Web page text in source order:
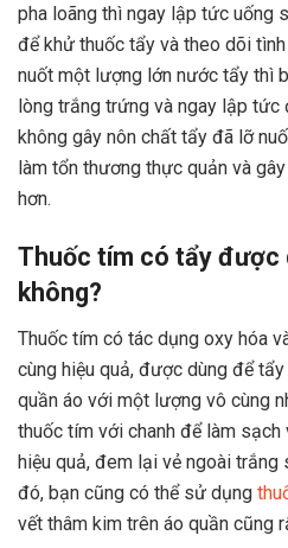
pha loãng thì ngay lập tức uống
để khử thuốc tẩy và theo dõi
nuốt một lượng lớn nước tẩy thì
lòng trắng trứng và ngay lập tức
không gây nôn chất tẩy đã lỡ
làm tổn thương thực quản và
hơn.
Thuốc tím có tẩy được
không?
Thuốc tím có tác dụng oxy hóa
cùng hiệu quả, được dùng để
quần áo với một lượng vô cùng
thuốc tím với chanh để làm sạch
hiệu quả, đem lại vẻ ngoài trắng
đó, bạn cũng có thể sử dụng
vết thâm kim trên áo quần cũng